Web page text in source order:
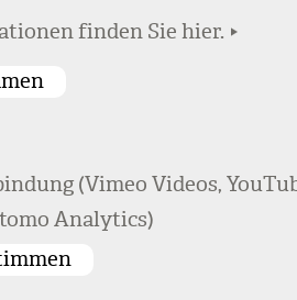
finden Sie hier.
(Vimeo Videos,
Analytics)